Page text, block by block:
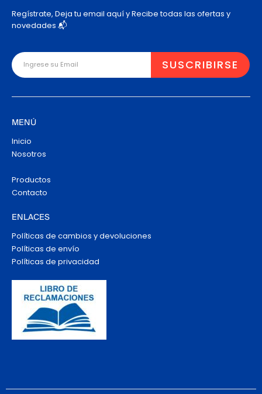
Regístrate, Deja tu email aquí y Recibe todas las ofertas y
novedades 📬
MENÚ
Inicio
Nosotros
Productos
Contacto
ENLACES
Políticas de cambios y devoluciones
Políticas de envío
Políticas de privacidad